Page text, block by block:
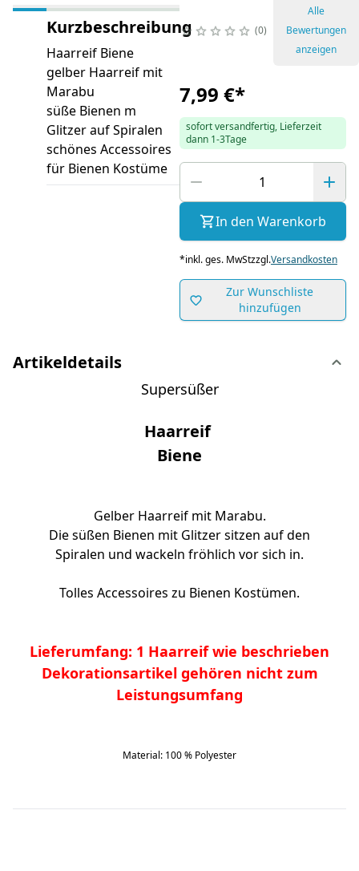
Kurzbeschreibung
Haarreif Biene
gelber Haarreif mit
Marabu
süße Bienen m
Glitzer auf Spiralen
schönes Accessoires
für Bienen Kostüme
0
Alle
Bewertungen
anzeigen
7,99 €*
sofort versandfertig, Lieferzeit
dann 1-3Tage
In den Warenkorb
*inkl. ges. MwStzzgl.Versandkosten
Zur Wunschliste
hinzufügen
Artikeldetails
Supersüßer
Haarreif
Biene
Gelber Haarreif mit Marabu.
Die süßen Bienen mit Glitzer sitzen auf den
Spiralen und wackeln fröhlich vor sich in.
Tolles Accessoires zu Bienen Kostümen.
Lieferumfang: 1 Haarreif wie beschrieben
Dekorationsartikel gehören nicht zum
Leistungsumfang
Material: 100 % Polyester